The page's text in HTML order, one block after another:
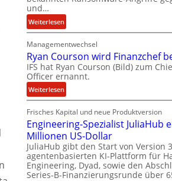
i
t
e
n
z
u
s
a
m
m
e
n
und…
Weiterlesen:
L
ö
s
e
g
e
l
d
z
a
h
l
e
n
Managementwechsel
Ryan Courson wird Finanzchef
IFS hat Ryan Courson (Bild) zum
Officer ernannt.
Weiterlesen:
R
y
a
n
C
o
u
r
Frisches Kapital und neue Produktversion
Engineering-Spezialist JuliaHub
Millionen US-Dollar
JuliaHub gibt den Start von Version
agentenbasierten KI-Plattform für
Engineering, Dyad, sowie den
Series-B-Finanzierungsrunde über